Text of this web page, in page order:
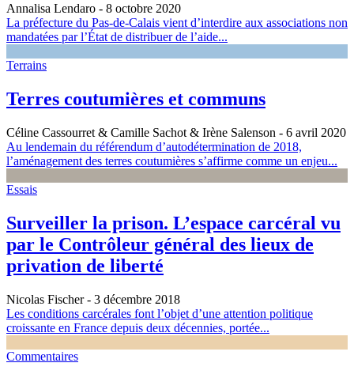
Annalisa Lendaro - 8 octobre 2020
La préfecture du Pas-de-Calais vient d’interdire aux associations non
mandatées par l’État de distribuer de l’aide...
Terrains
Terres coutumières et communs
Céline Cassourret & Camille Sachot & Irène Salenson - 6 avril 2020
Au lendemain du référendum d’autodétermination de 2018,
l’aménagement des terres coutumières s’affirme comme un enjeu...
Essais
Surveiller la prison. L’espace carcéral vu
par le Contrôleur général des lieux de
privation de liberté
Nicolas Fischer- 3 décembre 2018
Les conditions carcérales font l’objet d’une attention politique
croissante en France depuis deux décennies, portée...
Commentaires